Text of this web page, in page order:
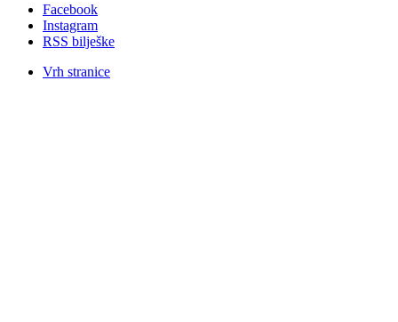
Facebook
Instagram
RSS bilješke
Vrh stranice